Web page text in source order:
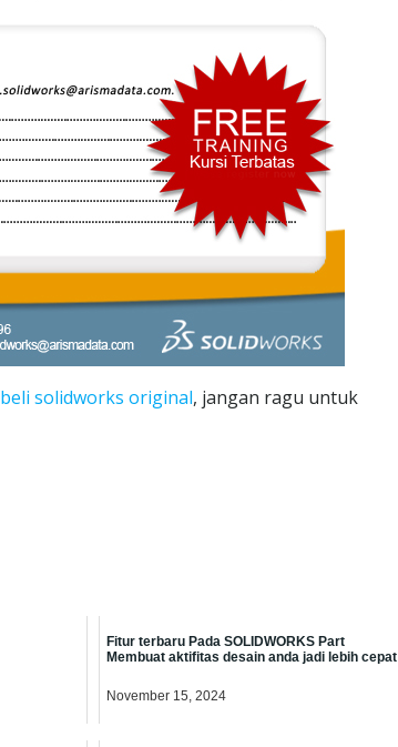
beli solidworks original, jangan ragu untuk
Fitur terbaru Pada SOLIDWORKS Part
Membuat aktifitas desain anda jadi lebih cepat
November 15, 2024